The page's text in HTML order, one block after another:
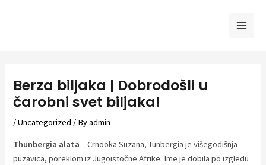
Berza biljaka | Dobrodošli u
čarobni svet biljaka!
/Uncategorized / Byadmin
Thunbergia alata – Crnooka Suzana, Tunbergia je višegodišnja
puzavica, poreklom iz Jugoistočne Afrike. Ime je dobila po izgledu